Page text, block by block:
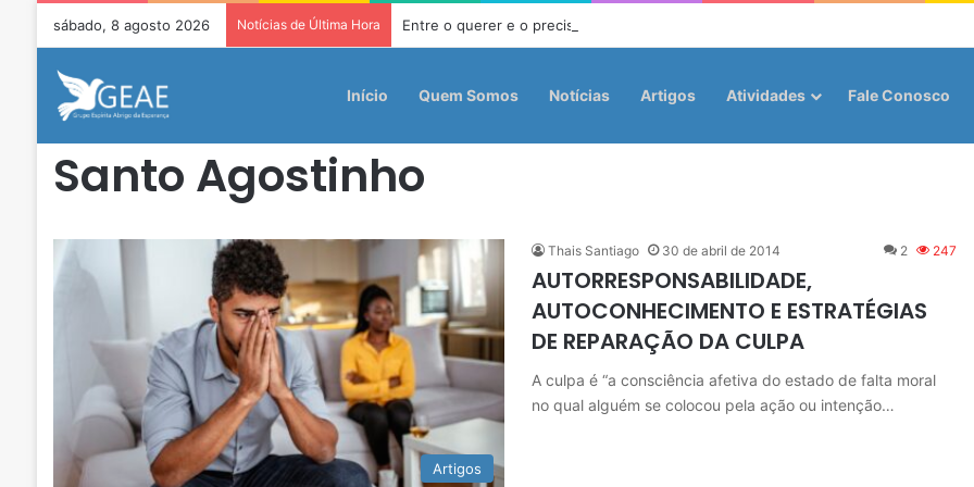
sábado, 8 agosto 2026 Notícias de Última Hora Entre o querer e o precisar: o que a Doutrina Espírita ensina sobre desejo e
Início Quem Somos Notícias Artigos Atividades Fale Conosco
Santo Agostinho
Artigos
Thais Santiago 30 de abril de 2014 2 247
AUTORRESPONSABILIDADE,
AUTOCONHECIMENTO E ESTRATÉGIAS
DE REPARAÇÃO DA CULPA
A culpa é “a consciência afetiva do estado de falta moral
no qual alguém se colocou pela ação ou intenção…